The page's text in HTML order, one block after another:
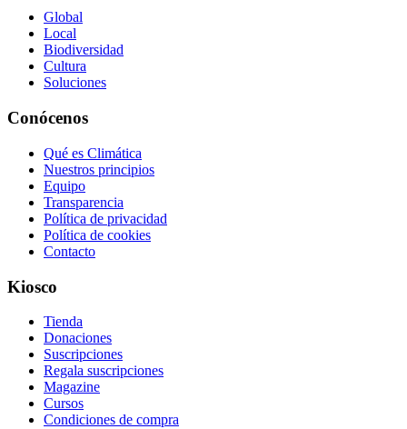
Global
Local
Biodiversidad
Cultura
Soluciones
Conócenos
Qué es Climática
Nuestros principios
Equipo
Transparencia
Política de privacidad
Política de cookies
Contacto
Kiosco
Tienda
Donaciones
Suscripciones
Regala suscripciones
Magazine
Cursos
Condiciones de compra